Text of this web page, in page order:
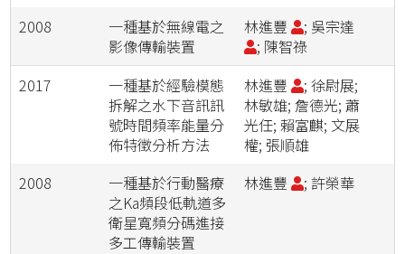
2008
一種基於無線電之
影像傳輸裝置
林進豐
; 吳宗達
; 陳智祿
2017
一種基於經驗模態
拆解之水下音訊訊
號時間頻率能量分
佈特徵分析方法
林進豐
; 徐尉展;
林敏雄; 詹德光; 蕭
光任; 賴富麒; 文展
權; 張順雄
2008
一種基於行動醫療
之Ka頻段低軌道多
衛星寬頻分碼進接
多工傳輸裝置
林進豐 ; 許榮華